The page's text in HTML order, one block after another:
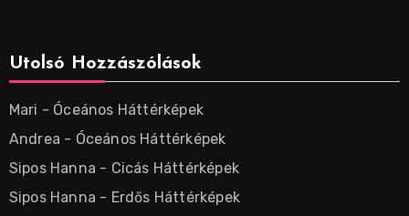
Utolsó Hozzászólások
Mari - Óceános Háttérképek
Andrea - Óceános Háttérképek
Sipos Hanna - Cicás Háttérképek
Sipos Hanna - Erdős Háttérképek